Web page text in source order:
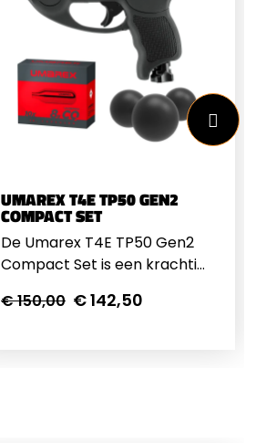
UMAREX T4E TP50 GEN2
COMPACT SET
De Umarex T4E TP50 Gen2
Compact Set is een krachtig
dat betrouwbaarheid en
€ 150,00 € 142,50